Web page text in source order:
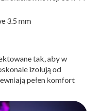
3.5 mm
tak, aby w
izolują od
pełen komfort